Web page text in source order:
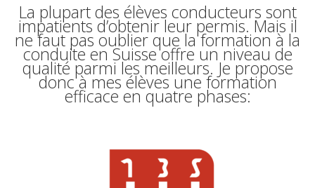
La plupart des élèves conducteurs sont
impatients d’obtenir leur permis. Mais il
ne faut pas oublier que la formation à la
conduite en Suisse offre un niveau de
qualité parmi les meilleurs. Je propose
donc à mes élèves une formation
efficace en quatre phases: